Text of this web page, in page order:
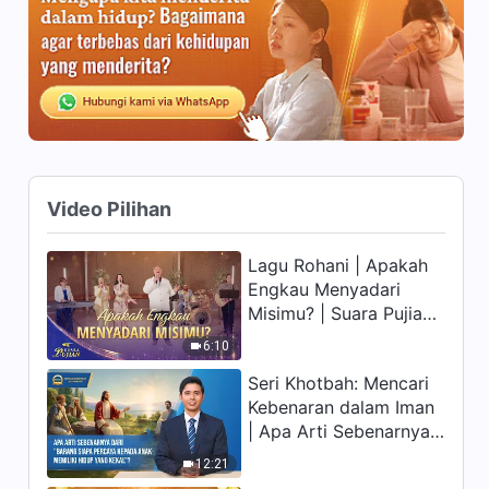
31:51
Melalui Kesulitan
Kesaksian Rohani, Ep. 313:
Yang Ada di Balik Mencoba
Menjadi Orisinal
30:26
Kesaksian Rohani, Ep. 311:
Kearifan dari Firman Tuhan
Tidak Mungkin Gagal
31:53
Kesaksian Rohani, Ep. 308:
Apa Penyebab Keadaan
Negatif
Video Pilihan
6:10
Lagu Rohani | Apakah
Engkau Menyadari
Misimu? | Suara Pujian
12:21
Seri Khotbah: Mencari
Kebenaran dalam Iman
| Apa Arti Sebenarnya